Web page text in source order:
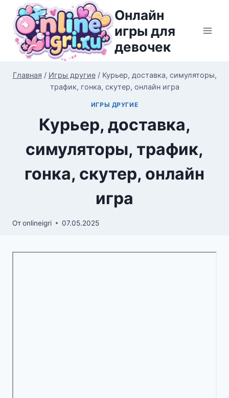
Перейти
содержимому
Онлайн
игры для
девочек
Главная / Игры другие / Курьер, доставка, симуляторы,
трафик, гонка, скутер, онлайн игра
ИГРЫ ДРУГИЕ
Курьер, доставка,
симуляторы, трафик,
гонка, скутер, онлайн
игра
Отonlineigri 07.05.2025